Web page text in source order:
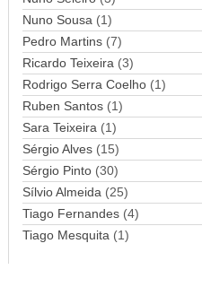
Nuno Sousa (1)
Pedro Martins(7)
Ricardo Teixeira (3)
Rodrigo Serra Coelho(1)
Ruben Santos(1)
Sara Teixeira (1)
Sérgio Alves(15)
Sérgio Pinto(30)
Sílvio Almeida (25)
Tiago Fernandes(4)
Tiago Mesquita (1)